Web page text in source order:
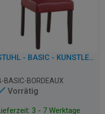
STUHL - BASIC - KUNSTLEDER
BASIC-BORDEAUX
Vorrätig
3 - 7 Werktage